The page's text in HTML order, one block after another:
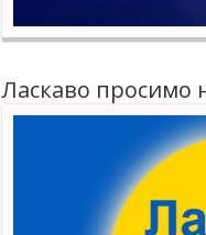
Ласкаво просимо